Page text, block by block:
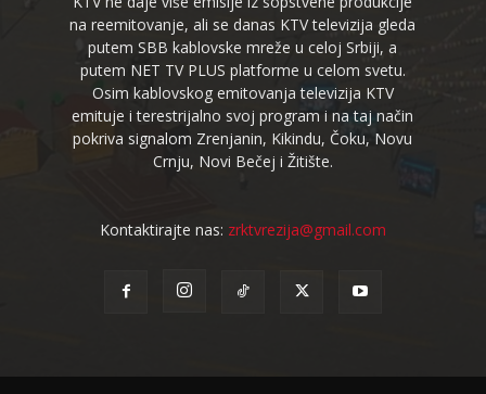
na reemitovanje, ali se danas KTV televizija gleda
putem SBB kablovske mreže u celoj Srbiji, a
putem NET TV PLUS platforme u celom svetu.
Osim kablovskog emitovanja televizija KTV
emituje i terestrijalno svoj program i na taj način
pokriva signalom Zrenjanin, Kikindu, Čoku, Novu
Crnju, Novi Bečej i Žitište.
Kontaktirajte nas: zrktvrezija@gmail.com